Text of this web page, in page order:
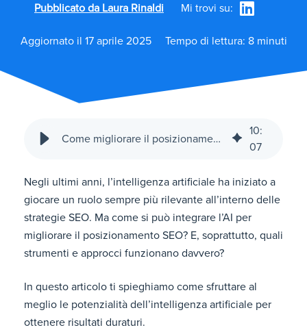
Pubblicato da Laura Rinaldi Mi trovi su:
Aggiornato il 17 aprile 2025 Tempo di lettura: 8 minuti
Come migliorare il posizionamento SEO grazie all’AI
10:
07
Negli ultimi anni, l’intelligenza artificiale ha iniziato a
giocare un ruolo sempre più rilevante all’interno delle
strategie SEO. Ma come si può integrare l’AI per
migliorare il posizionamento SEO? E, soprattutto, quali
strumenti e approcci funzionano davvero?
In questo articolo ti spieghiamo come sfruttare al
meglio le potenzialità dell’intelligenza artificiale per
ottenere risultati duraturi.